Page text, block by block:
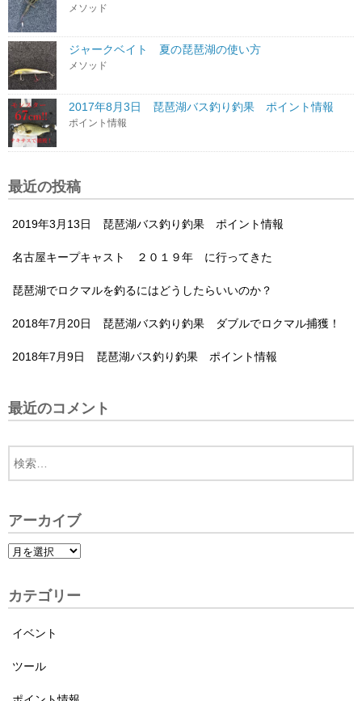
メソッド
ジャークベイト 夏の琵琶湖の使い方
メソッド
2017年8月3日 琵琶湖バス釣り釣果 ポイント情報
ポイント情報
最近の投稿
2019年3月13日 琵琶湖バス釣り釣果 ポイント情報
名古屋キープキャスト ２０１９年 に行ってきた
琵琶湖でロクマルを釣るにはどうしたらいいのか？
2018年7月20日 琵琶湖バス釣り釣果 ダブルでロクマル捕獲！
2018年7月9日 琵琶湖バス釣り釣果 ポイント情報
最近のコメント
アーカイブ
カテゴリー
イベント
ツール